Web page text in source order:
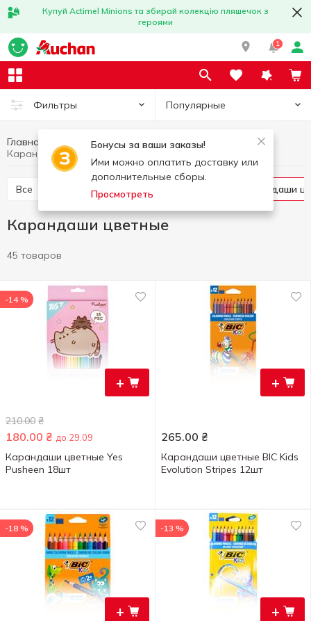
Купуй Actimel Minions та збирай колекцію пляшечок з
героями
1
Фильтры Популярные
Бонусы за ваши заказы!
Ими можно оплатить доставку или
дополнительные сборы.
Просмотреть
Главная Канцелярия
Карандаши цветные
Все Карандаши
Карандаши цветные
45 товаров
+
-14 %
210.00 ₴
180.00 ₴ до 29.09
Карандаши цветные Yes
Pusheen 18шт
+
265.00 ₴
Карандаши цветные BIC Kids
Evolution Stripes 12шт
+
-18 %
+
-13 %